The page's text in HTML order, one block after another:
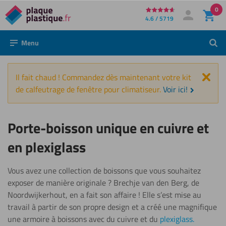
Directement
au
contenu
4.6 / 5719 Mon compte
Se connecter
0
Menu
Il fait chaud ! Commandez dès maintenant votre kit
de calfeutrage de fenêtre pour climatiseur.Voir ici!
Porte-boisson unique en cuivre et
en plexiglass
Vous avez une collection de boissons que vous souhaitez
exposer de manière originale ? Brechje van den Berg, de
Noordwijkerhout, en a fait son affaire ! Elle s’est mise au
travail à partir de son propre design et a créé une magnifique
une armoire à boissons avec du cuivre et du plexiglass.